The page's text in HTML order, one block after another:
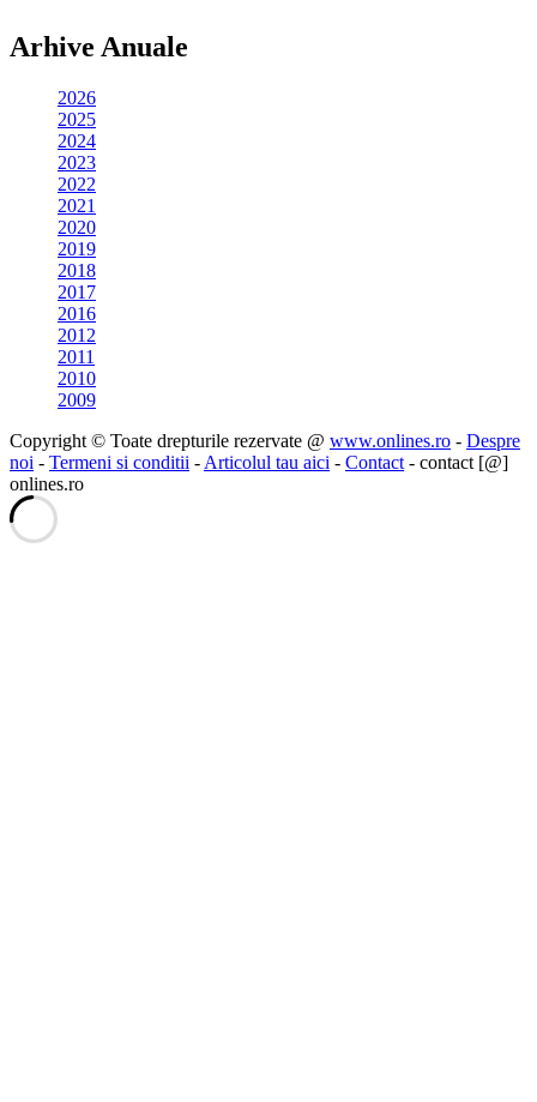
Arhive Anuale
2026
2025
2024
2023
2022
2021
2020
2019
2018
2017
2016
2012
2011
2010
2009
Copyright © Toate drepturile rezervate @ www.onlines.ro - Despre
noi - Termeni si conditii - Articolul tau aici - Contact - contact [@]
onlines.ro